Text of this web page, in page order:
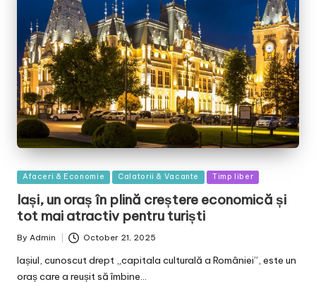
Posted
Afaceri & Economie Calatorii & Vacante Timp liber
Iași, un oraș în plină creștere economică și
tot mai atractiv pentru turiști
Posted
By Admin October 21, 2025
Iașiul, cunoscut drept „capitala culturală a României”, este un
oraș care a reușit să îmbine…